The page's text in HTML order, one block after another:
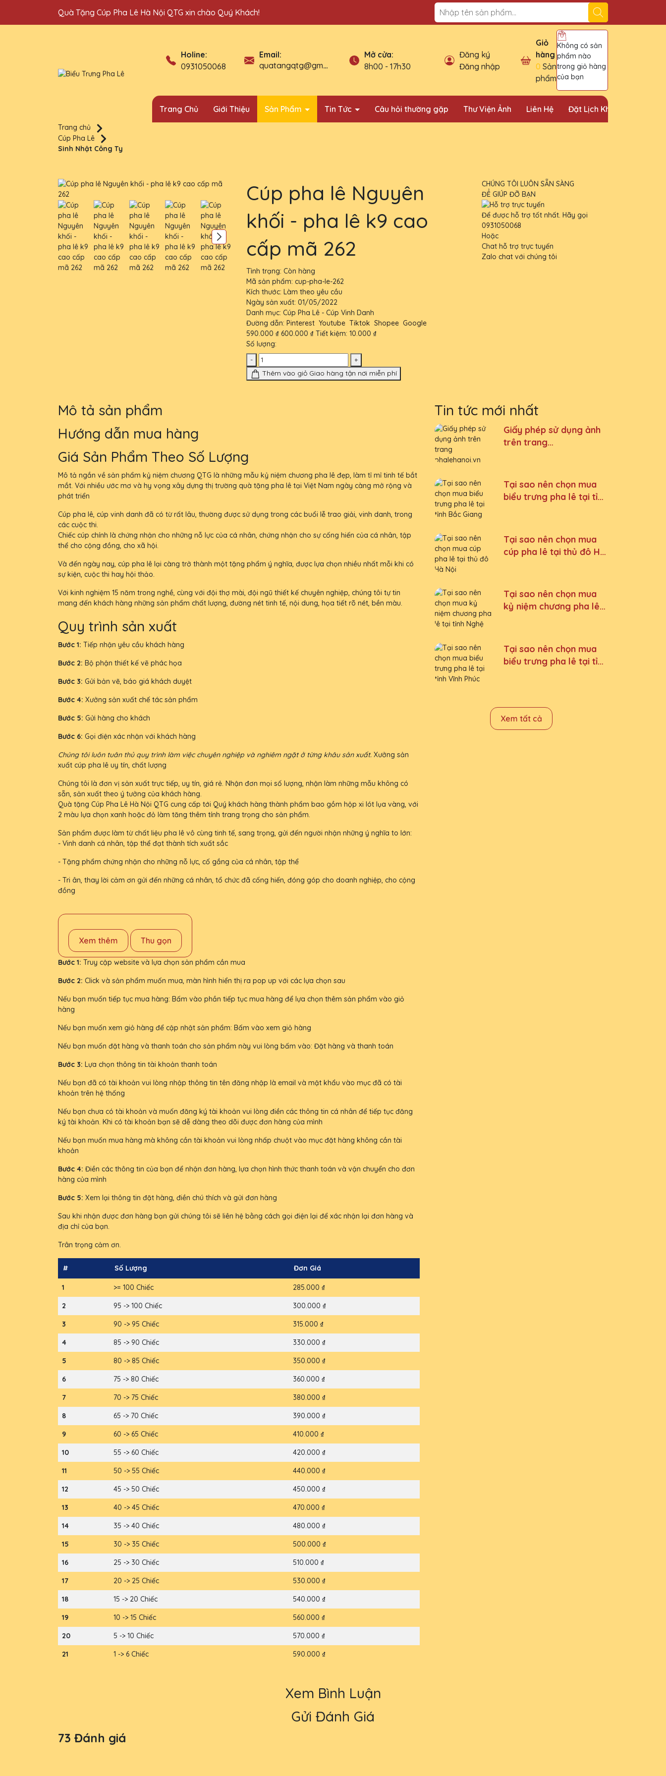
Quà Tặng Cúp Pha Lê Hà Nội QTG xin chào Quý Khách! Địa chỉ bán cúp vinh danh uy tín tại Hà Nội!
Holine:
0931050068
Email:
quatangqtg@gmail.com
Mở cửa:
8h00 - 17h30
Đăng ký
Đăng nhập
Giỏ
hàng
0 Sản
phẩm
Không có sản
phẩm nào
trong giỏ hàng
của bạn
Trang Chủ Giới Thiệu Sản Phẩm Tin Tức Câu hỏi thường gặp Thư Viện Ảnh Liên Hệ Đặt Lịch Khảo Sát
Trang chủ
Cúp Pha Lê
Sinh Nhật Công Ty
Cúp pha lê Nguyên
khối - pha lê k9 cao
cấp mã 262
Tình trạng: Còn hàng
Mã sản phẩm: cup-pha-le-262
Kích thước: Làm theo yêu cầu
Ngày sản xuất: 01/05/2022
Danh mục: Cúp Pha Lê - Cúp Vinh Danh
Đường dẫn: Pinterest Youtube Tiktok Shopee Google
590.000 ₫ 600.000 ₫ Tiết kiệm: 10.000 ₫
Số lượng:
-
+
Thêm vào giỏ Giao hàng tận nơi miễn phí
CHÚNG TÔI LUÔN SẴN SÀNG
ĐỂ GIÚP ĐỠ BẠN
Để được hỗ trợ tốt nhất. Hãy gọi
0931050068
Hoặc
Chat hỗ trợ trực tuyến
Zalo chat với chúng tôi
Mô tả sản phẩm
Hướng dẫn mua hàng
Giá Sản Phẩm Theo Số Lượng
Mô tả ngắn về sản phẩm kỷ niệm chương QTG là những mẫu kỷ niệm chương pha lê đẹp, làm tỉ mỉ tinh tế bắt
mắt. Với nhiều ước mơ và hy vọng xây dựng thị trường quà tặng pha lê tại Việt Nam ngày càng mở rộng và
phát triển
Cúp pha lê, cúp vinh danh đã có từ rất lâu, thường được sử dụng trong các buổi lễ trao giải, vinh danh, trong
các cuộc thi.
Chiếc cúp chính là chứng nhận cho những nỗ lực của cá nhân, chứng nhận cho sự cống hiến của cá nhân, tập
thể cho cộng đồng, cho xã hội.
Và đến ngày nay, cúp pha lê lại càng trở thành một tặng phẩm ý nghĩa, được lựa chọn nhiều nhất mỗi khi có
sự kiện, cuộc thi hay hội thảo.
Với kinh nghiệm 15 năm trong nghề, cùng với đội thợ mài, đội ngũ thiết kế chuyên nghiệp, chúng tôi tự tin
mang đến khách hàng những sản phẩm chất lượng, đường nét tinh tế, nội dung, họa tiết rõ nét, bền màu.
Quy trình sản xuất
Bước 1: Tiếp nhận yêu cầu khách hàng
Bước 2: Bộ phận thiết kế vẽ phác họa
Bước 3: Gửi bản vẽ, báo giá khách duyệt
Bước 4: Xưởng sản xuất chế tác sản phẩm
Bước 5: Gửi hàng cho khách
Bước 6: Gọi điện xác nhận với khách hàng
Chúng tôi luôn tuân thủ quy trình làm việc chuyên nghiệp và nghiêm ngặt ở từng khâu sản xuất. Xưởng sản
xuất cúp pha lê uy tín, chất lượng
Chúng tôi là đơn vị sản xuất trực tiếp, uy tín, giá rẻ. Nhận đơn mọi số lượng, nhận làm những mẫu không có
sẵn, sản xuất theo ý tưởng của khách hàng.
Quà tặng Cúp Pha Lê Hà Nội QTG cung cấp tới Quý khách hàng thành phẩm bao gồm hộp xi lót lụa vàng, với
2 màu lựa chọn xanh hoặc đỏ làm tăng thêm tính trang trọng cho sản phẩm.
Sản phẩm được làm từ chất liệu pha lê vô cùng tinh tế, sang trọng, gửi đến người nhận những ý nghĩa to lớn:
- Vinh danh cá nhân, tập thể đạt thành tích xuất sắc
- Tặng phẩm chứng nhận cho những nỗ lực, cố gắng của cá nhân, tập thể
- Tri ân, thay lời cảm ơn gửi đến những cá nhân, tổ chức đã cống hiến, đóng góp cho doanh nghiệp, cho cộng
đồng
Xem thêm Thu gọn
Bước 1: Truy cập website và lựa chọn sản phẩm cần mua
Bước 2: Click và sản phẩm muốn mua, màn hình hiển thị ra pop up với các lựa chọn sau
Nếu bạn muốn tiếp tục mua hàng: Bấm vào phần tiếp tục mua hàng để lựa chọn thêm sản phẩm vào giỏ
hàng
Nếu bạn muốn xem giỏ hàng để cập nhật sản phẩm: Bấm vào xem giỏ hàng
Nếu bạn muốn đặt hàng và thanh toán cho sản phẩm này vui lòng bấm vào: Đặt hàng và thanh toán
Bước 3: Lựa chọn thông tin tài khoản thanh toán
Nếu bạn đã có tài khoản vui lòng nhập thông tin tên đăng nhập là email và mật khẩu vào mục đã có tài
khoản trên hệ thống
Nếu bạn chưa có tài khoản và muốn đăng ký tài khoản vui lòng điền các thông tin cá nhân để tiếp tục đăng
ký tài khoản. Khi có tài khoản bạn sẽ dễ dàng theo dõi được đơn hàng của mình
Nếu bạn muốn mua hàng mà không cần tài khoản vui lòng nhấp chuột vào mục đặt hàng không cần tài
khoản
Bước 4: Điền các thông tin của bạn để nhận đơn hàng, lựa chọn hình thức thanh toán và vận chuyển cho đơn
hàng của mình
Bước 5: Xem lại thông tin đặt hàng, điền chú thích và gửi đơn hàng
Sau khi nhận được đơn hàng bạn gửi chúng tôi sẽ liên hệ bằng cách gọi điện lại để xác nhận lại đơn hàng và
địa chỉ của bạn.
Trân trọng cảm ơn.
# Số Lượng Đơn Giá
1 >= 100 Chiếc 285.000 ₫
2 95 -> 100 Chiếc 300.000 ₫
3 90 -> 95 Chiếc 315.000 ₫
4 85 -> 90 Chiếc 330.000 ₫
5 80 -> 85 Chiếc 350.000 ₫
6 75 -> 80 Chiếc 360.000 ₫
7 70 -> 75 Chiếc 380.000 ₫
8 65 -> 70 Chiếc 390.000 ₫
9 60 -> 65 Chiếc 410.000 ₫
10 55 -> 60 Chiếc 420.000 ₫
11 50 -> 55 Chiếc 440.000 ₫
12 45 -> 50 Chiếc 450.000 ₫
13 40 -> 45 Chiếc 470.000 ₫
14 35 -> 40 Chiếc 480.000 ₫
15 30 -> 35 Chiếc 500.000 ₫
16 25 -> 30 Chiếc 510.000 ₫
17 20 -> 25 Chiếc 530.000 ₫
18 15 -> 20 Chiếc 540.000 ₫
19 10 -> 15 Chiếc 560.000 ₫
20 5 -> 10 Chiếc 570.000 ₫
21 1 -> 6 Chiếc 590.000 ₫
Tin tức mới nhất
Giấy phép sử dụng ảnh
trên trang
Tại sao nên chọn mua
biểu trưng pha lê tại tỉnh
Tại sao nên chọn mua
cúp pha lê tại thủ đô Hà
Tại sao nên chọn mua
kỷ niệm chương pha lê
Tại sao nên chọn mua
biểu trưng pha lê tại tỉnh
Xem tất cả
Xem Bình Luận
Gửi Đánh Giá
73 Đánh giá